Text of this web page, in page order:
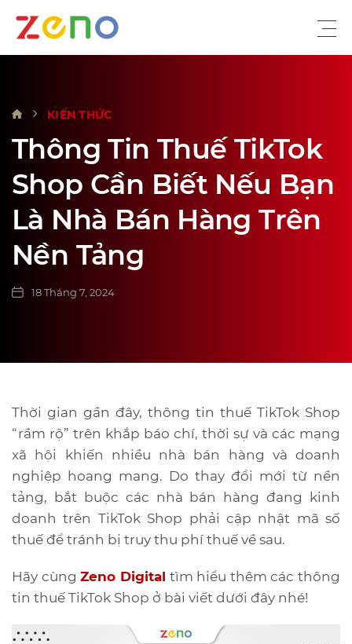
DỊCH VỤ
KIẾN THỨC
SỰ KIỆN
TUYỂN DỤNG
LIÊN HỆ
KIẾN THỨC
Thông Tin Thuế TikTok
Shop Cần Biết Nếu Bạn
Là Nhà Bán Hàng Trên
Nền Tảng
18 Tháng 7, 2024
Thời gian gần đây, thông tin thuế TikTok Shop
“rầm rộ” trên khắp báo chí, thời sự và các mạng
xã hội khiến nhiều nhà bán hàng và doanh
nghiệp hoang mang. Do thay đổi mới từ nền
tảng, bắt buộc các nhà bán hàng đang kinh
doanh trên TikTok Shop phải cập nhật mã số
thuế để tránh bị truy thu phí thuế về sau.
Hãy cùngZeno Digital tìm hiểu thêm các thông
tin thuế TikTok Shop ở bài viết dưới đây nhé!